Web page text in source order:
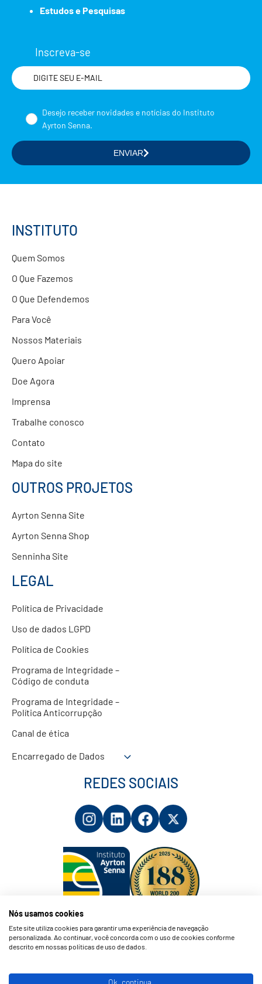
Estudos e Pesquisas
Inscreva-se
Nome
Formação de Educadores
Parcerias com Empresas
Desejo receber novidades e notícias do Instituto
Ayrton Senna.
ENVIAR
INSTITUTO
Quem Somos
O Que Fazemos
O Que Defendemos
Para Você
Nossos Materiais
Quero Apoiar
Doe Agora
Imprensa
Trabalhe conosco
Contato
Mapa do site
OUTROS PROJETOS
Ayrton Senna Site
Ayrton Senna Shop
Senninha Site
LEGAL
Política de Privacidade
Uso de dados LGPD
Política de Cookies
Programa de Integridade –
Código de conduta
Programa de Integridade –
Política Anticorrupção
Canal de ética
Encarregado de Dados
REDES SOCIAIS
Nós usamos cookies
Este site utiliza cookies para garantir uma experiência de navegação
personalizada. Ao continuar, você concorda com o uso de cookies conforme
descrito em nossas políticas de uso de dados.
Ok, continua.